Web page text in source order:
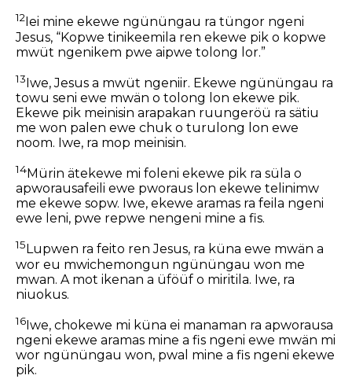
12 Iei mine ekewe ngününgau ra tüngor ngeni
Jesus, “Kopwe tinikeemila ren ekewe pik o kopwe
mwüt ngenikem pwe aipwe tolong lor.”
13Iwe, Jesus a mwüt ngeniir. Ekewe ngününgau ra
towu seni ewe mwän o tolong lon ekewe pik.
Ekewe pik meinisin arapakan ruungeröü ra sätiu
me won palen ewe chuk o turulong lon ewe
noom. Iwe, ra mop meinisin.
14Mürin ätekewe mi foleni ekewe pik ra süla o
apworausafeili ewe pworaus lon ekewe telinimw
me ekewe sopw. Iwe, ekewe aramas ra feila ngeni
ewe leni, pwe repwe nengeni mine a fis.
15 Lupwen ra feito ren Jesus, ra küna ewe mwän a
wor eu mwichemongun ngününgau won me
mwan. A mot ikenan a üföüf o miritila. Iwe, ra
niuokus.
16Iwe, chokewe mi küna ei manaman ra apworausa
ngeni ekewe aramas mine a fis ngeni ewe mwän mi
wor ngününgau won, pwal mine a fis ngeni ekewe
pik.